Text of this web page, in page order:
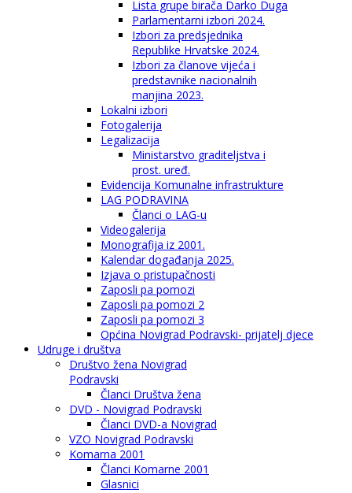
Lista grupe birača Darko Duga
Parlamentarni izbori 2024.
Izbori za predsjednika
Republike Hrvatske 2024.
Izbori za članove vijeća i
predstavnike nacionalnih
manjina 2023.
Lokalni izbori
Fotogalerija
Legalizacija
Ministarstvo graditeljstva i
prost. uređ.
Evidencija Komunalne infrastrukture
LAG PODRAVINA
Članci o LAG-u
Videogalerija
Monografija iz 2001.
Kalendar događanja 2025.
Izjava o pristupačnosti
Zaposli pa pomozi
Zaposli pa pomozi 2
Zaposli pa pomozi 3
Općina Novigrad Podravski- prijatelj djece
Udruge i društva
Društvo žena Novigrad
Podravski
Članci Društva žena
DVD - Novigrad Podravski
Članci DVD-a Novigrad
VZO Novigrad Podravski
Komarna 2001
Članci Komarne 2001
Glasnici